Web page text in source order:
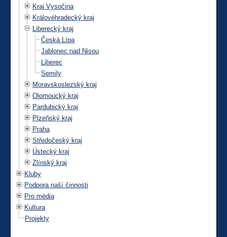
Kraj Vysočina
Královéhradecký kraj
Liberecký kraj
Česká Lípa
Jablonec nad Nisou
Liberec
Semily
Moravskoslezský kraj
Olomoucký kraj
Pardubický kraj
Plzeňský kraj
Praha
Středočeský kraj
Ústecký kraj
Zlínský kraj
Kluby
Podpora naší činnosti
Pro média
Kultura
Projekty